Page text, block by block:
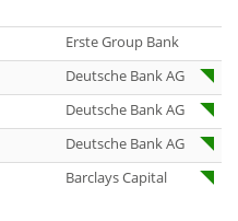
Erste Group Bank
Deutsche Bank AG
Deutsche Bank AG
Deutsche Bank AG
Barclays Capital